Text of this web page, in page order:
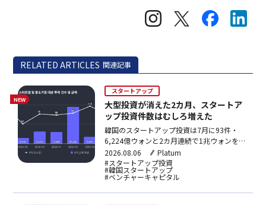
RELATED ARTICLES 関連記事
NEW
スタートアップ
大型投資が消えた2カ月、スタートア
ップ投資件数はむしろ増えた
韓国のスタートアップ投資は7月に93件・
6,224億ウォンと2カ月連続で1兆ウォンを下
回った。件数は堅調だが超大型投資が消え、
AI・ロボット分野や核融合、宇宙航空への投
資が目立つ。
2026.08.06
Platum
#スタートアップ投資
#韓国スタートアップ
#ベンチャーキャピタル